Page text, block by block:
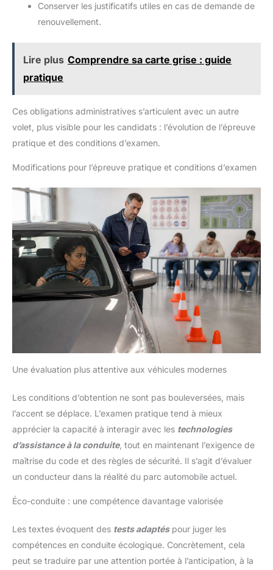
Conserver les justificatifs utiles en cas de demande de
renouvellement.
Lire plus Comprendre sa carte grise : guide
pratique
Ces obligations administratives s’articulent avec un autre
volet, plus visible pour les candidats : l’évolution de l’épreuve
pratique et des conditions d’examen.
Modifications pour l’épreuve pratique et conditions d’examen
Une évaluation plus attentive aux véhicules modernes
Les conditions d’obtention ne sont pas bouleversées, mais
l’accent se déplace. L’examen pratique tend à mieux
apprécier la capacité à interagir avec les technologies
d’assistance à la conduite, tout en maintenant l’exigence de
maîtrise du code et des règles de sécurité. Il s’agit d’évaluer
un conducteur dans la réalité du parc automobile actuel.
Éco-conduite : une compétence davantage valorisée
Les textes évoquent des tests adaptéspour juger les
compétences en conduite écologique. Concrètement, cela
peut se traduire par une attention portée à l’anticipation, à la